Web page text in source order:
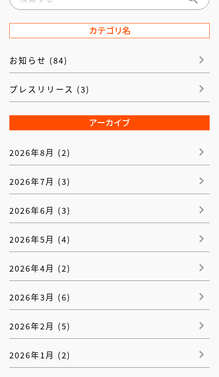
カテゴリ名
お知らせ (84)
プレスリリース (3)
アーカイブ
2026年8月 (2)
2026年7月 (3)
2026年6月 (3)
2026年5月 (4)
2026年4月 (2)
2026年3月 (6)
2026年2月 (5)
2026年1月 (2)